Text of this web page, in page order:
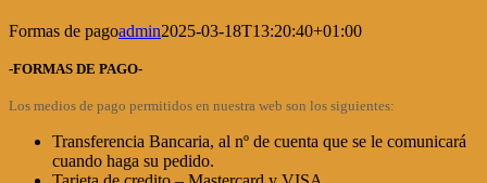
Formas de pagoadmin2025-03-18T13:20:40+01:00
-FORMAS DE PAGO-
Los medios de pago permitidos en nuestra web son los siguientes:
Transferencia Bancaria, al nº de cuenta que se le comunicará
cuando haga su pedido.